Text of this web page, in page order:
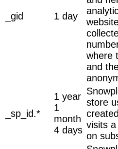
_gid 1 day
where
and
_sp_id.*
1 year
1
month
4 days
store
visits
on